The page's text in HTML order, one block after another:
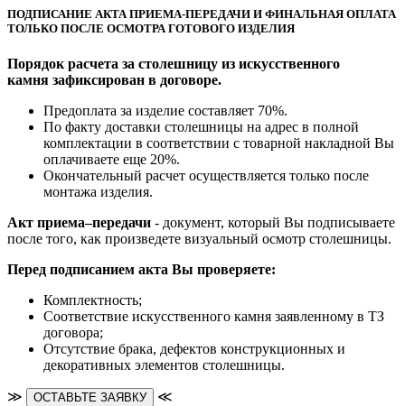
ПОДПИСАНИЕ АКТА ПРИЕМА-ПЕРЕДАЧИ И ФИНАЛЬНАЯ ОПЛАТА
ТОЛЬКО ПОСЛЕ ОСМОТРА ГОТОВОГО ИЗДЕЛИЯ
Порядок расчета за столешницу из искусственного
камня зафиксирован в договоре.
Предоплата за изделие составляет 70%.
По факту доставки столешницы на адрес в полной
комплектации в соответствии с товарной накладной Вы
оплачиваете еще 20%.
Окончательный расчет осуществляется только после
монтажа изделия.
Акт приема–передачи - документ, который Вы подписываете
после того, как произведете визуальный осмотр столешницы.
Перед подписанием акта Вы проверяете:
Комплектность;
Cоответствие искусственного камня заявленному в ТЗ
договора;
Отсутствие брака, дефектов конструкционных и
декоративных элементов столешницы.
≫ ОСТАВЬТЕ ЗАЯВКУ
≪